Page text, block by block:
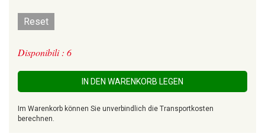
Reset
Disponibili : 6
IN DEN WARENKORB LEGEN
Im Warenkorb können Sie unverbindlich die Transportkosten
berechnen.